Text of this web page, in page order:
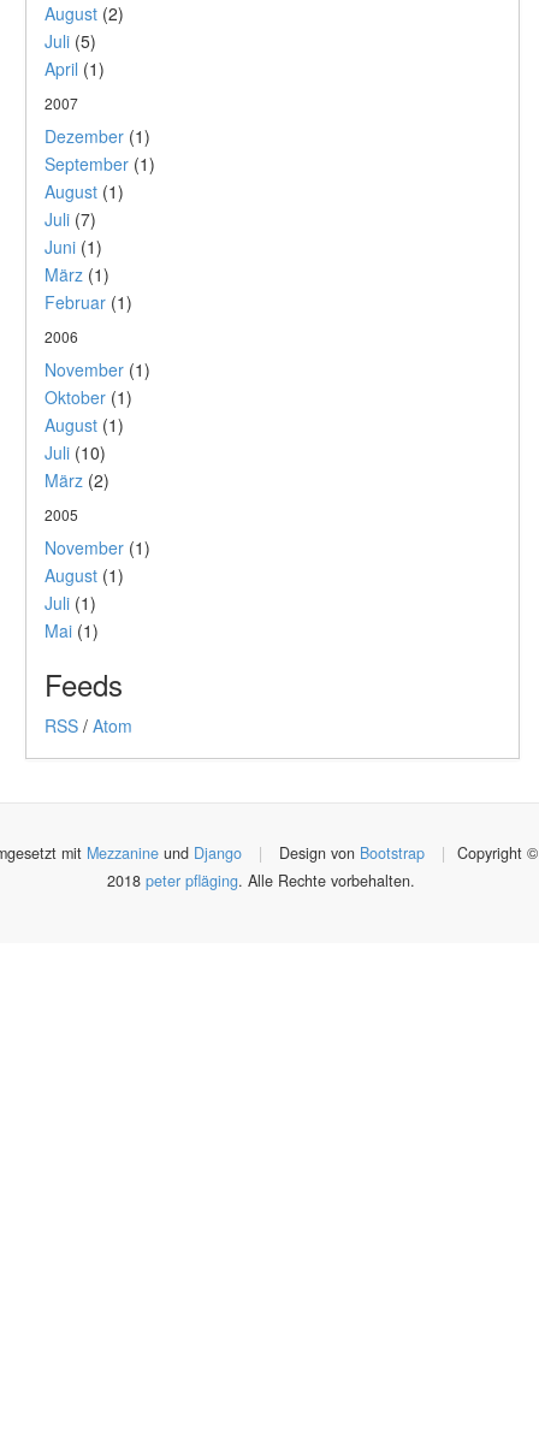
August (2)
Juli (5)
April (1)
2007
Dezember (1)
September (1)
August (1)
Juli (7)
Juni (1)
März (1)
Februar (1)
2006
November (1)
Oktober (1)
August (1)
Juli (10)
März (2)
2005
November (1)
August (1)
Juli (1)
Mai (1)
Feeds
RSS / Atom
mit Mezzanineund Django | Design von Bootstrap |
Copyright ©
2018 peter pfläging. Alle Rechte vorbehalten.